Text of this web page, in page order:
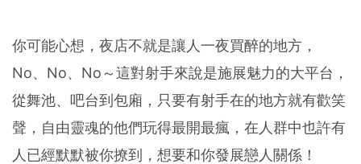
你可能心想，夜店不就是讓人一夜買醉的地方，
No、No、No～這對射手來說是施展魅力的大平台，
從舞池、吧台到包廂，只要有射手在的地方就有歡笑
聲，自由靈魂的他們玩得最開最瘋，在人群中也許有
人已經默默被你撩到，想要和你發展戀人關係！